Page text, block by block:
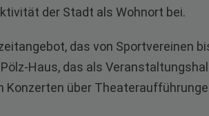
der Stadt als Wohnort bei.
das von Sportvereinen
Haus, das als
über